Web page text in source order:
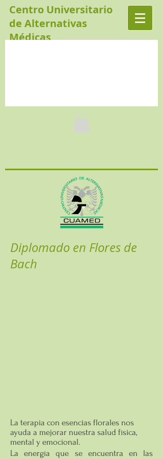
Centro Universitario
de Alternativas
Médicas
Diplomado en Flores de
Bach
La terapia con esencias florales nos
ayuda a mejorar nuestra salud física,
mental y emocional.
La energía que se encuentra en las